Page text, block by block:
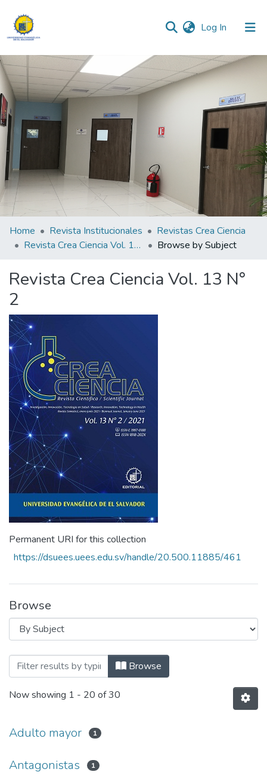
Log In (current)
Communities & Collections
All of DSpace
Home Revista Institucionales
Revistas Crea Ciencia
Revista Crea Ciencia Vol. 13 N° 2
Browse by Subject
Revista Crea Ciencia Vol. 13 N°
2
Permanent URI for this collection
https://dsuees.uees.edu.sv/handle/20.500.11885/461
Browse
Browsing Revista Crea Ciencia Vol. 13
Browse
Now showing 1 - 20 of 30
Adulto mayor 1
Antagonistas 1